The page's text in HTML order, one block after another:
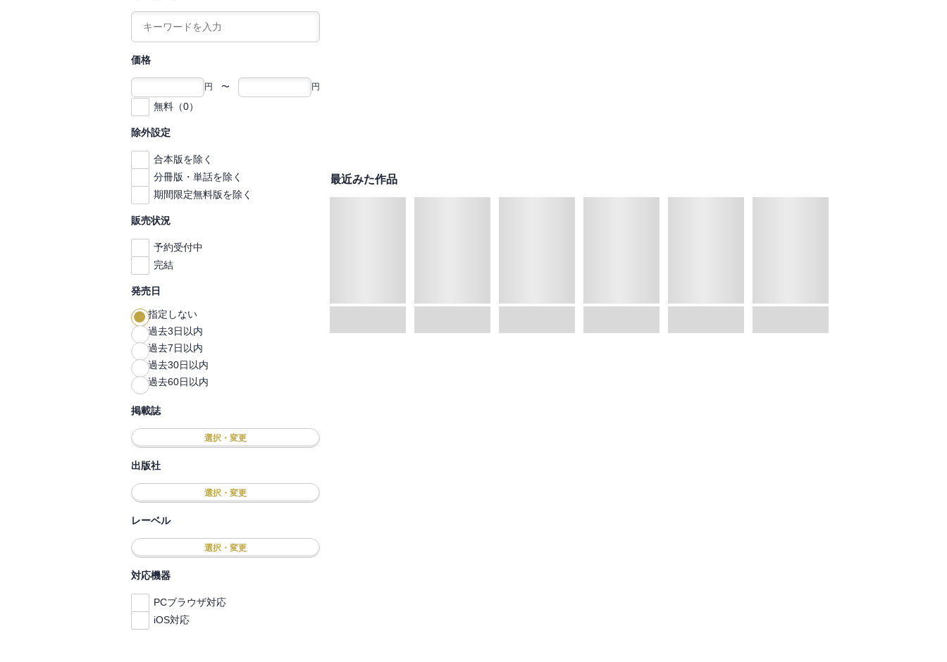
価格
円 〜 円
無料（0）
除外設定
合本版を除く
分冊版・単話を除く
期間限定無料版を除く
販売状況
予約受付中
完結
発売日
指定しない
過去3日以内
過去7日以内
過去30日以内
過去60日以内
掲載誌
選択・変更
出版社
選択・変更
レーベル
選択・変更
対応機器
PCブラウザ対応
iOS対応
最近みた作品